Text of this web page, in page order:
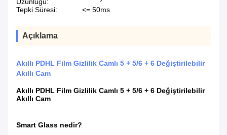
Uzunluğu:
Tepki Süresi:
<= 50ms
Açıklama
Akıllı PDHL Film Gizlilik Camlı 5 + 5/6 + 6 Değiştirilebilir
Akıllı Cam
Akıllı PDHL Film Gizlilik Camlı 5 + 5/6 + 6 Değiştirilebilir
Akıllı Cam
Smart Glass nedir?